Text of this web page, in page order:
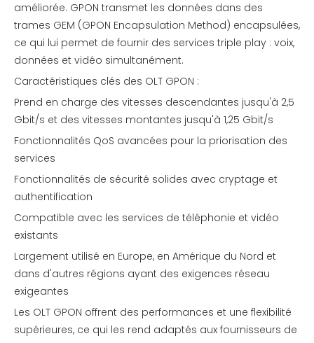
améliorée. GPON transmet les données dans des
trames GEM (GPON Encapsulation Method) encapsulées,
ce qui lui permet de fournir des services triple play : voix,
données et vidéo simultanément.
Caractéristiques clés des OLT GPON :
Prend en charge des vitesses descendantes jusqu'à 2,5
Gbit/s et des vitesses montantes jusqu'à 1,25 Gbit/s
Fonctionnalités QoS avancées pour la priorisation des
services
Fonctionnalités de sécurité solides avec cryptage et
authentification
Compatible avec les services de téléphonie et vidéo
existants
Largement utilisé en Europe, en Amérique du Nord et
dans d'autres régions ayant des exigences réseau
exigeantes
Les OLT GPON offrent des performances et une flexibilité
supérieures, ce qui les rend adaptés aux fournisseurs de